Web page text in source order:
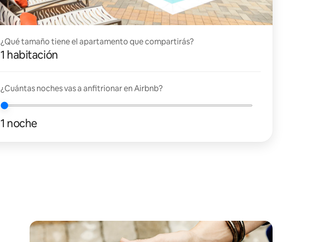
¿Qué tamaño tiene el apartamento que compartirás?
1 habitación
¿Cuántas noches vas a anfitrionar en Airbnb?
1 noche